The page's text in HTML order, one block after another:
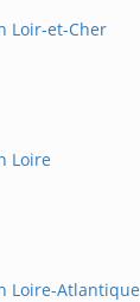
Loir-et-Cher
Loire
Loire-Atlantique